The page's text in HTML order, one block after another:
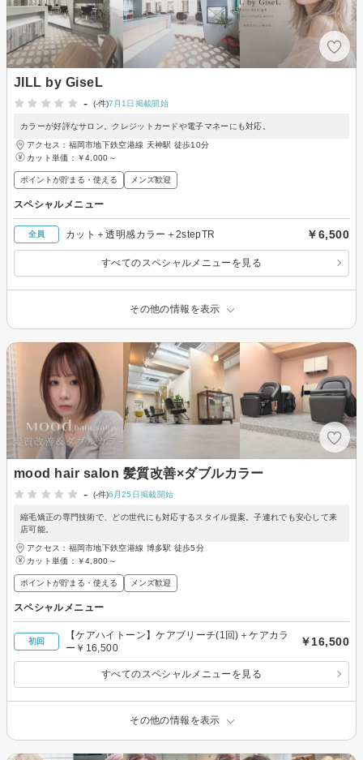
JILL by GiseL
-
(-件)7月1日掲載開始
カラーが好評なサロン。クレジットカードや電子マネーにも対応。
アクセス：福岡市地下鉄空港線 天神駅 徒歩10分
カット単価： ￥4,000～
ポイントが貯まる・使える メンズ歓迎
スペシャルメニュー
全員 カット＋透明感カラー＋2stepTR ￥6,500
すべてのスペシャルメニューを見る
その他の情報を表示
mood hair salon 髪質改善×ダブルカラー
-
(-件)6月25日掲載開始
縮毛矯正の専門技術で、どの世代にも対応するスタイル提案。子連れでも安心して来
店可能。
アクセス：福岡市地下鉄空港線 博多駅 徒歩5分
カット単価： ￥4,800～
ポイントが貯まる・使える メンズ歓迎
スペシャルメニュー
初回
【ケアハイトーン】ケアブリーチ(1回)＋ケアカラ
ー￥16,500
￥16,500
すべてのスペシャルメニューを見る
その他の情報を表示